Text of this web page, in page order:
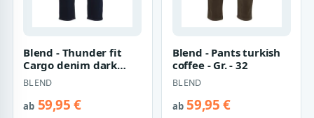
Blend - Thunder fit
Cargo denim dark
blue - Gr. - 34
BLEND
ab59,95 €
Blend - Pants turkish
coffee - Gr. - 32
BLEND
ab59,95 €